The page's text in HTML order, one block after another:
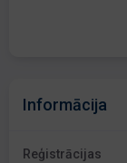
Informācija
Reģistrācijas